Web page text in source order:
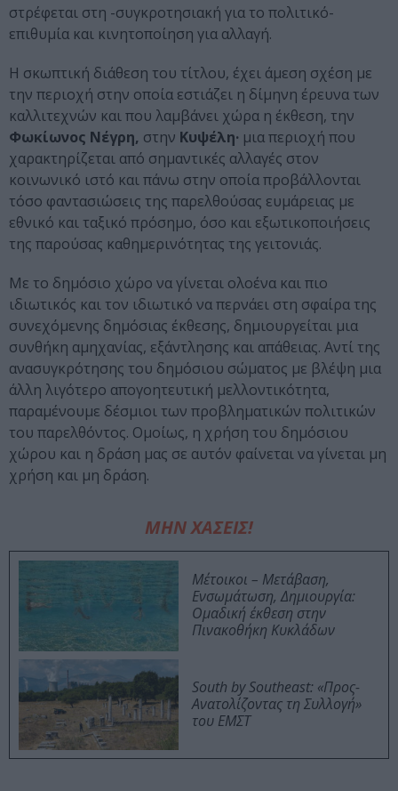
στρέφεται στη -συγκροτησιακή για το πολιτικό-
επιθυμία και κινητοποίηση για αλλαγή.
Η σκωπτική διάθεση του τίτλου, έχει άμεση σχέση με
την περιοχή στην οποία εστιάζει η δίμηνη έρευνα των
καλλιτεχνών και που λαμβάνει χώρα η έκθεση, την
Φωκίωνος Νέγρη, στην Κυψέλη· μια περιοχή που
χαρακτηρίζεται από σημαντικές αλλαγές στον
κοινωνικό ιστό και πάνω στην οποία προβάλλονται
τόσο φαντασιώσεις της παρελθούσας ευμάρειας με
εθνικό και ταξικό πρόσημο, όσο και εξωτικοποιήσεις
της παρούσας καθημερινότητας της γειτονιάς.
Με το δημόσιο χώρο να γίνεται ολοένα και πιο
ιδιωτικός και τον ιδιωτικό να περνάει στη σφαίρα της
συνεχόμενης δημόσιας έκθεσης, δημιουργείται μια
συνθήκη αμηχανίας, εξάντλησης και απάθειας. Αντί της
ανασυγκρότησης του δημόσιου σώματος με βλέψη μια
άλλη λιγότερο απογοητευτική μελλοντικότητα,
παραμένουμε δέσμιοι των προβληματικών πολιτικών
του παρελθόντος. Ομοίως, η χρήση του δημόσιου
χώρου και η δράση μας σε αυτόν φαίνεται να γίνεται μη
χρήση και μη δράση.
ΜΗΝ ΧΑΣΕΙΣ!
Μέτοικοι – Μετάβαση,
Ενσωμάτωση, Δημιουργία:
Ομαδική έκθεση στην
Πινακοθήκη Κυκλάδων
South by Southeast: «Προς-
Ανατολίζοντας τη Συλλογή»
του ΕΜΣΤ